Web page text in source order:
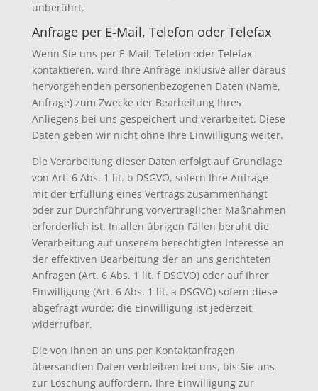
unberührt.
Anfrage per E-Mail, Telefon oder Telefax
Wenn Sie uns per E-Mail, Telefon oder Telefax
kontaktieren, wird Ihre Anfrage inklusive aller daraus
hervorgehenden personenbezogenen Daten (Name,
Anfrage) zum Zwecke der Bearbeitung Ihres
Anliegens bei uns gespeichert und verarbeitet. Diese
Daten geben wir nicht ohne Ihre Einwilligung weiter.
Die Verarbeitung dieser Daten erfolgt auf Grundlage
von Art. 6 Abs. 1 lit. b DSGVO, sofern Ihre Anfrage
mit der Erfüllung eines Vertrags zusammenhängt
oder zur Durchführung vorvertraglicher Maßnahmen
erforderlich ist. In allen übrigen Fällen beruht die
Verarbeitung auf unserem berechtigten Interesse an
der effektiven Bearbeitung der an uns gerichteten
Anfragen (Art. 6 Abs. 1 lit. f DSGVO) oder auf Ihrer
Einwilligung (Art. 6 Abs. 1 lit. a DSGVO) sofern diese
abgefragt wurde; die Einwilligung ist jederzeit
widerrufbar.
Die von Ihnen an uns per Kontaktanfragen
übersandten Daten verbleiben bei uns, bis Sie uns
zur Löschung auffordern, Ihre Einwilligung zur